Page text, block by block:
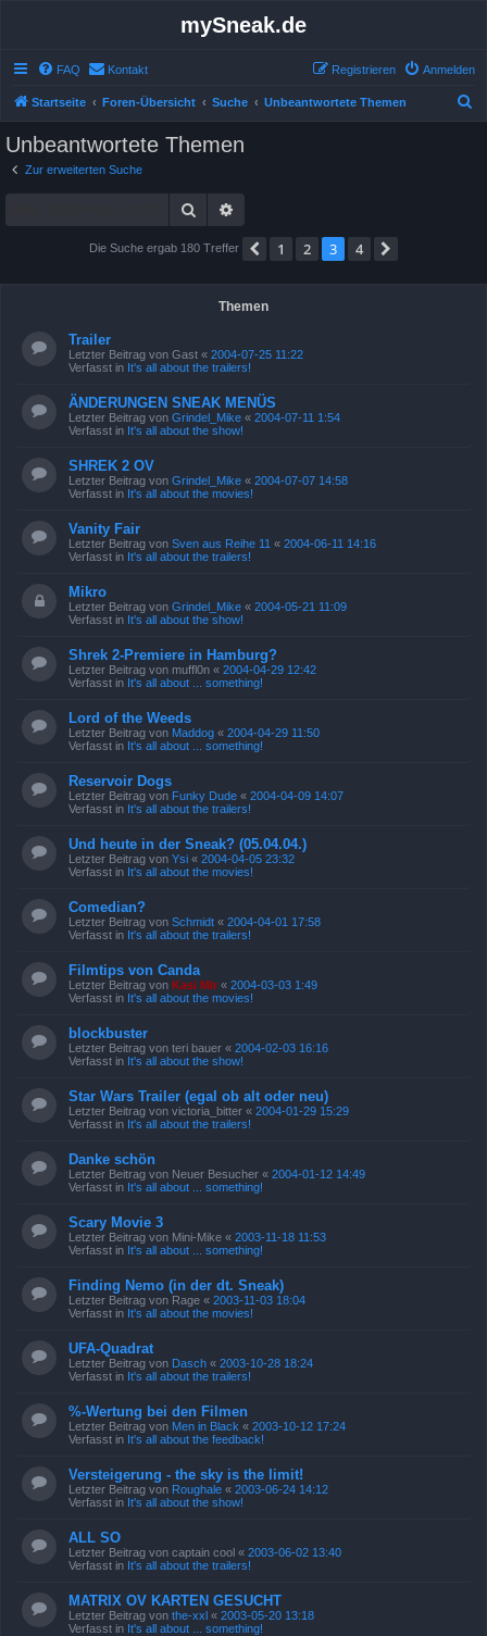
mySneak.de
FAQ Kontakt Anmelden
Registrieren
Startseite Foren-Übersicht Suche Unbeantwortete Themen
Unbeantwortete Themen
Zur erweiterten Suche
Suche
Die Suche ergab 180 Treffer Vorherige
1 2 3 4
Themen
Trailer
Letzter Beitrag von Gast « 2004-07-25 11:22
Verfasst in It's all about the trailers!
ÄNDERUNGEN SNEAK MENÜS
Letzter Beitrag von Grindel_Mike « 2004-07-11 1:54
Verfasst in It's all about the show!
SHREK 2 OV
Letzter Beitrag von Grindel_Mike « 2004-07-07 14:58
Verfasst in It's all about the movies!
Vanity Fair
Letzter Beitrag von Sven aus Reihe 11 « 2004-06-11 14:16
Verfasst in It's all about the trailers!
Mikro
Letzter Beitrag von Grindel_Mike « 2004-05-21 11:09
Verfasst in It's all about the show!
Shrek 2-Premiere in Hamburg?
Letzter Beitrag von muffl0n « 2004-04-29 12:42
Verfasst in It's all about ... something!
Lord of the Weeds
Letzter Beitrag von Maddog « 2004-04-29 11:50
Verfasst in It's all about ... something!
Reservoir Dogs
Letzter Beitrag von Funky Dude « 2004-04-09 14:07
Verfasst in It's all about the trailers!
Und heute in der Sneak? (05.04.04.)
Letzter Beitrag von Ysi « 2004-04-05 23:32
Verfasst in It's all about the movies!
Comedian?
Letzter Beitrag von Schmidt « 2004-04-01 17:58
Verfasst in It's all about the trailers!
Filmtips von Canda
Letzter Beitrag von Kasi Mir « 2004-03-03 1:49
Verfasst in It's all about the movies!
blockbuster
Letzter Beitrag von teri bauer « 2004-02-03 16:16
Verfasst in It's all about the show!
Star Wars Trailer (egal ob alt oder neu)
Letzter Beitrag von victoria_bitter « 2004-01-29 15:29
Verfasst in It's all about the trailers!
Danke schön
Letzter Beitrag von Neuer Besucher « 2004-01-12 14:49
Verfasst in It's all about ... something!
Scary Movie 3
Letzter Beitrag von Mini-Mike « 2003-11-18 11:53
Verfasst in It's all about ... something!
Finding Nemo (in der dt. Sneak)
Letzter Beitrag von Rage « 2003-11-03 18:04
Verfasst in It's all about the movies!
UFA-Quadrat
Letzter Beitrag von Dasch « 2003-10-28 18:24
Verfasst in It's all about the trailers!
%-Wertung bei den Filmen
Letzter Beitrag von Men in Black « 2003-10-12 17:24
Verfasst in It's all about the feedback!
Versteigerung - the sky is the limit!
Letzter Beitrag von Roughale « 2003-06-24 14:12
Verfasst in It's all about the show!
ALL SO
Letzter Beitrag von captain cool « 2003-06-02 13:40
Verfasst in It's all about the trailers!
MATRIX OV KARTEN GESUCHT
Letzter Beitrag von the-xxl « 2003-05-20 13:18
Verfasst in It's all about ... something!